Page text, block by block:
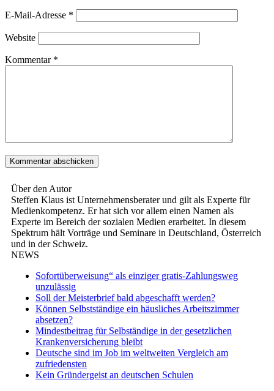
E-Mail-Adresse *
Website
Kommentar *
Über den Autor
Steffen Klaus ist Unternehmensberater und gilt als Experte für
Medienkompetenz. Er hat sich vor allem einen Namen als
Experte im Bereich der sozialen Medien erarbeitet. In diesem
Spektrum hält Vorträge und Seminare in Deutschland, Österreich
und in der Schweiz.
NEWS
Sofortüberweisung“ als einziger gratis-Zahlungsweg
unzulässig
Soll der Meisterbrief bald abgeschafft werden?
Können Selbstständige ein häusliches Arbeitszimmer
absetzen?
Mindestbeitrag für Selbständige in der gesetzlichen
Krankenversicherung bleibt
Deutsche sind im Job im weltweiten Vergleich am
zufriedensten
Kein Gründergeist an deutschen Schulen